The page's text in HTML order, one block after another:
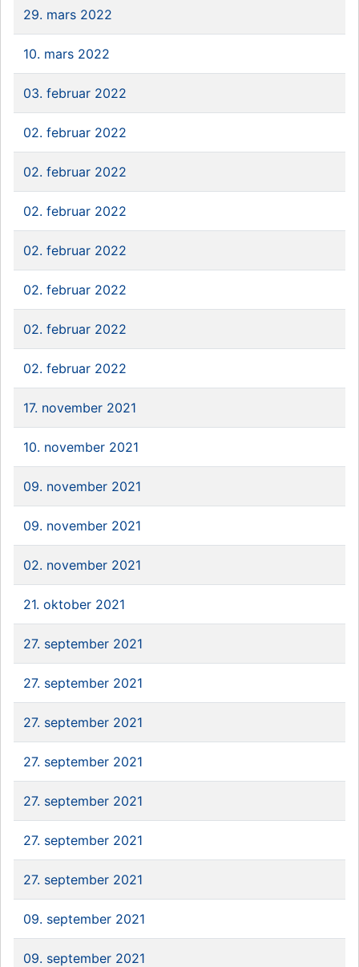
29. mars 2022
10. mars 2022
03. februar 2022
02. februar 2022
02. februar 2022
02. februar 2022
02. februar 2022
02. februar 2022
02. februar 2022
02. februar 2022
17. november 2021
10. november 2021
09. november 2021
09. november 2021
02. november 2021
21. oktober 2021
27. september 2021
27. september 2021
27. september 2021
27. september 2021
27. september 2021
27. september 2021
27. september 2021
09. september 2021
09. september 2021